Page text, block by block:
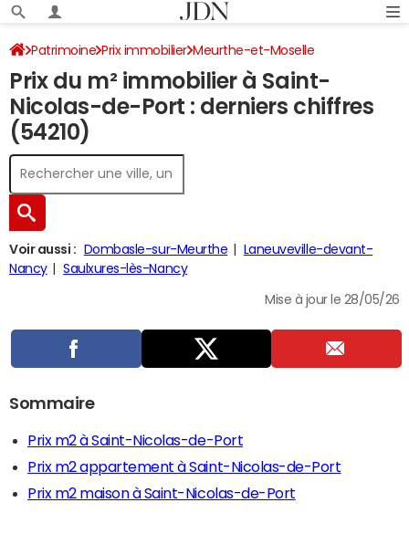
Patrimoine Prix immobilier Meurthe-et-Moselle
Saint-Nicolas-de-Port
Prix du m² immobilier à Saint-
Nicolas-de-Port : derniers chiffres
(54210)
Voir aussi : Dombasle-sur-Meurthe
Laneuveville-devant-
Nancy
Saulxures-lès-Nancy
Mise à jour le 28/05/26
Sommaire
Prix m2 à Saint-Nicolas-de-Port
Prix m2 appartement à Saint-Nicolas-de-Port
Prix m2 maison à Saint-Nicolas-de-Port